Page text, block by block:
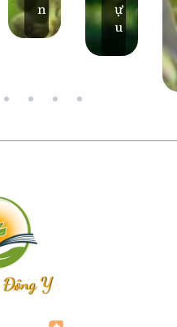
n
ự
u
Đông Y